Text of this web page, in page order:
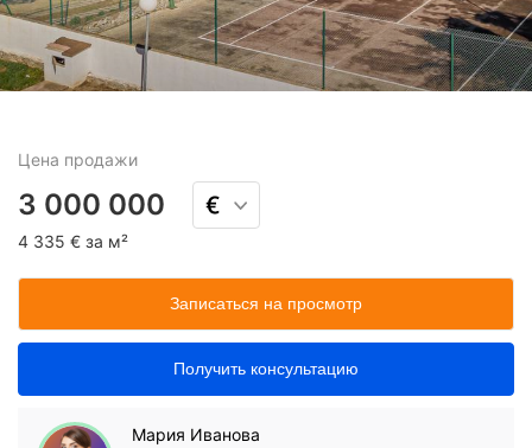
Цена продажи
3 000 000
4 335 € за м²
Записаться на просмотр
Получить консультацию
Мария Иванова